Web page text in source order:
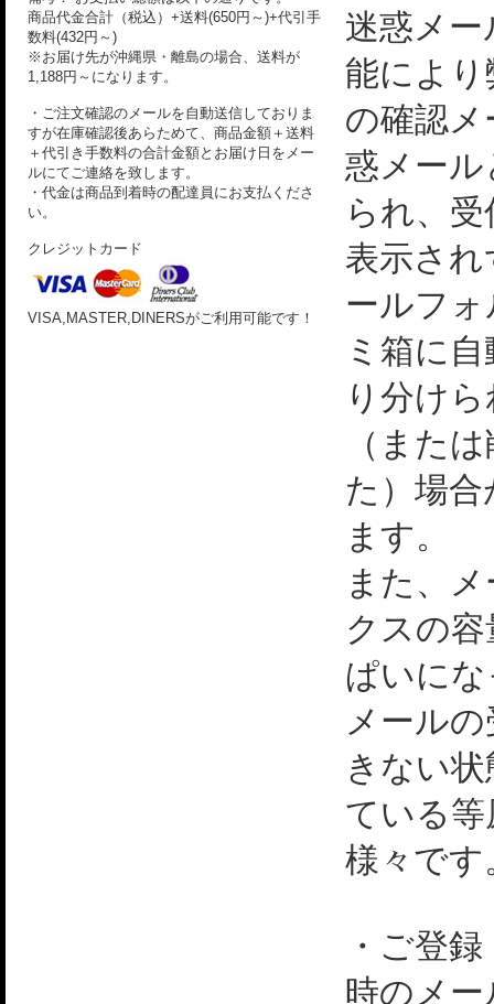
商品代金合計（税込）+送料(650円～)+代引手
数料(432円～)
※お届け先が沖縄県・離島の場合、送料が
1,188円～になります。
・ご注文確認のメールを自動送信しておりま
すが在庫確認後あらためて、商品金額＋送料
＋代引き手数料の合計金額とお届け日をメー
ルにてご連絡を致します。
・代金は商品到着時の配達員にお支払くださ
い。
クレジットカード
VISA,MASTER,DINERSがご利用可能です！
迷惑メー
能によ
の確認
惑メー
られ、
表示さ
ールフ
ミ箱に
り分け
（また
た）場
ます。
また、
クスの
ぱいに
メール
きない
ている
様々です
・ご登
時のメ